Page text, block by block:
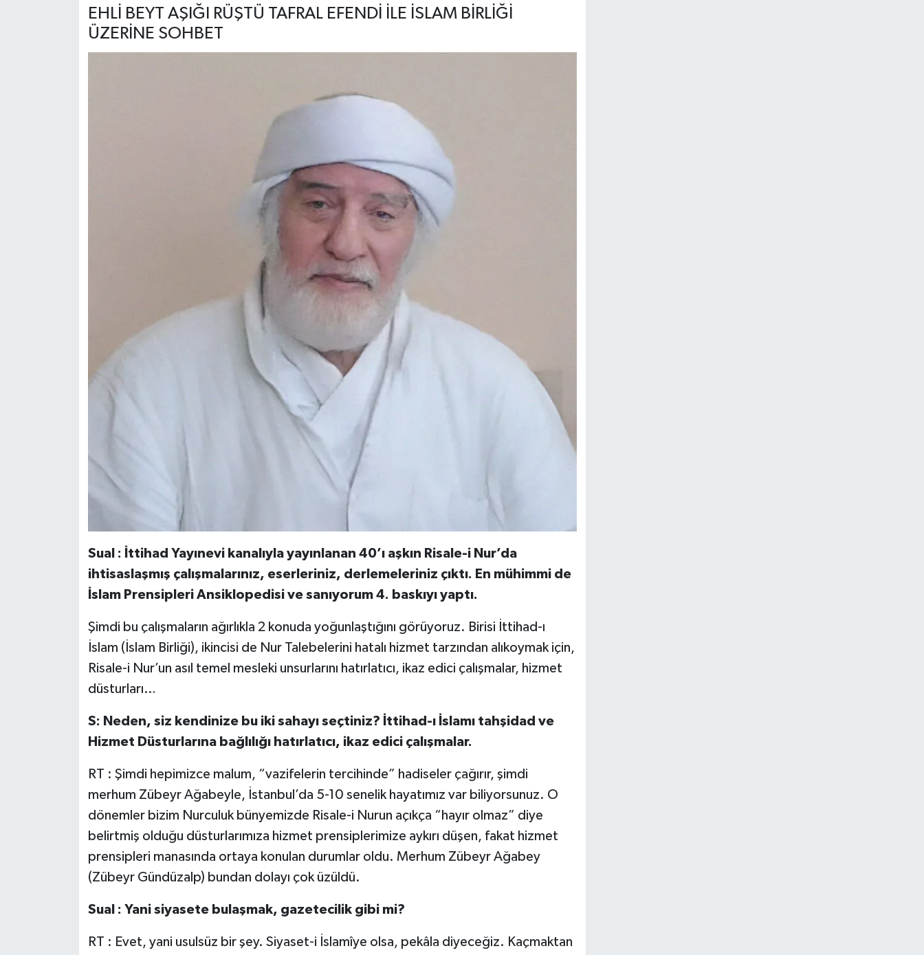
EHLİ BEYT AŞIĞI RÜŞTÜ TAFRAL EFENDİ İLE İSLAM BİRLİĞİ
ÜZERİNE SOHBET
Sual : İttihad Yayınevi kanalıyla yayınlanan 40’ı aşkın Risale-i Nur’da
ihtisaslaşmış çalışmalarınız, eserleriniz, derlemeleriniz çıktı. En mühimmi de
İslam Prensipleri Ansiklopedisi ve sanıyorum 4. baskıyı yaptı.
Şimdi bu çalışmaların ağırlıkla 2 konuda yoğunlaştığını görüyoruz. Birisi İttihad-ı
İslam (İslam Birliği), ikincisi de Nur Talebelerini hatalı hizmet tarzından alıkoymak için,
Risale-i Nur’un asıl temel mesleki unsurlarını hatırlatıcı, ikaz edici çalışmalar, hizmet
düsturları…
S: Neden, siz kendinize bu iki sahayı seçtiniz? İttihad-ı İslamı tahşidad ve
Hizmet Düsturlarına bağlılığı hatırlatıcı, ikaz edici çalışmalar.
RT : Şimdi hepimizce malum, “vazifelerin tercihinde” hadiseler çağırır, şimdi
merhum Zübeyr Ağabeyle, İstanbul’da 5-10 senelik hayatımız var biliyorsunuz. O
dönemler bizim Nurculuk bünyemizde Risale-i Nurun açıkça “hayır olmaz” diye
belirtmiş olduğu düsturlarımıza hizmet prensiplerimize aykırı düşen, fakat hizmet
prensipleri manasında ortaya konulan durumlar oldu. Merhum Zübeyr Ağabey
(Zübeyr Gündüzalp) bundan dolayı çok üzüldü.
Sual : Yani siyasete bulaşmak, gazetecilik gibi mi?
RT : Evet, yani usulsüz bir şey. Siyaset-i İslamîye olsa, pekâla diyeceğiz. Kaçmaktan